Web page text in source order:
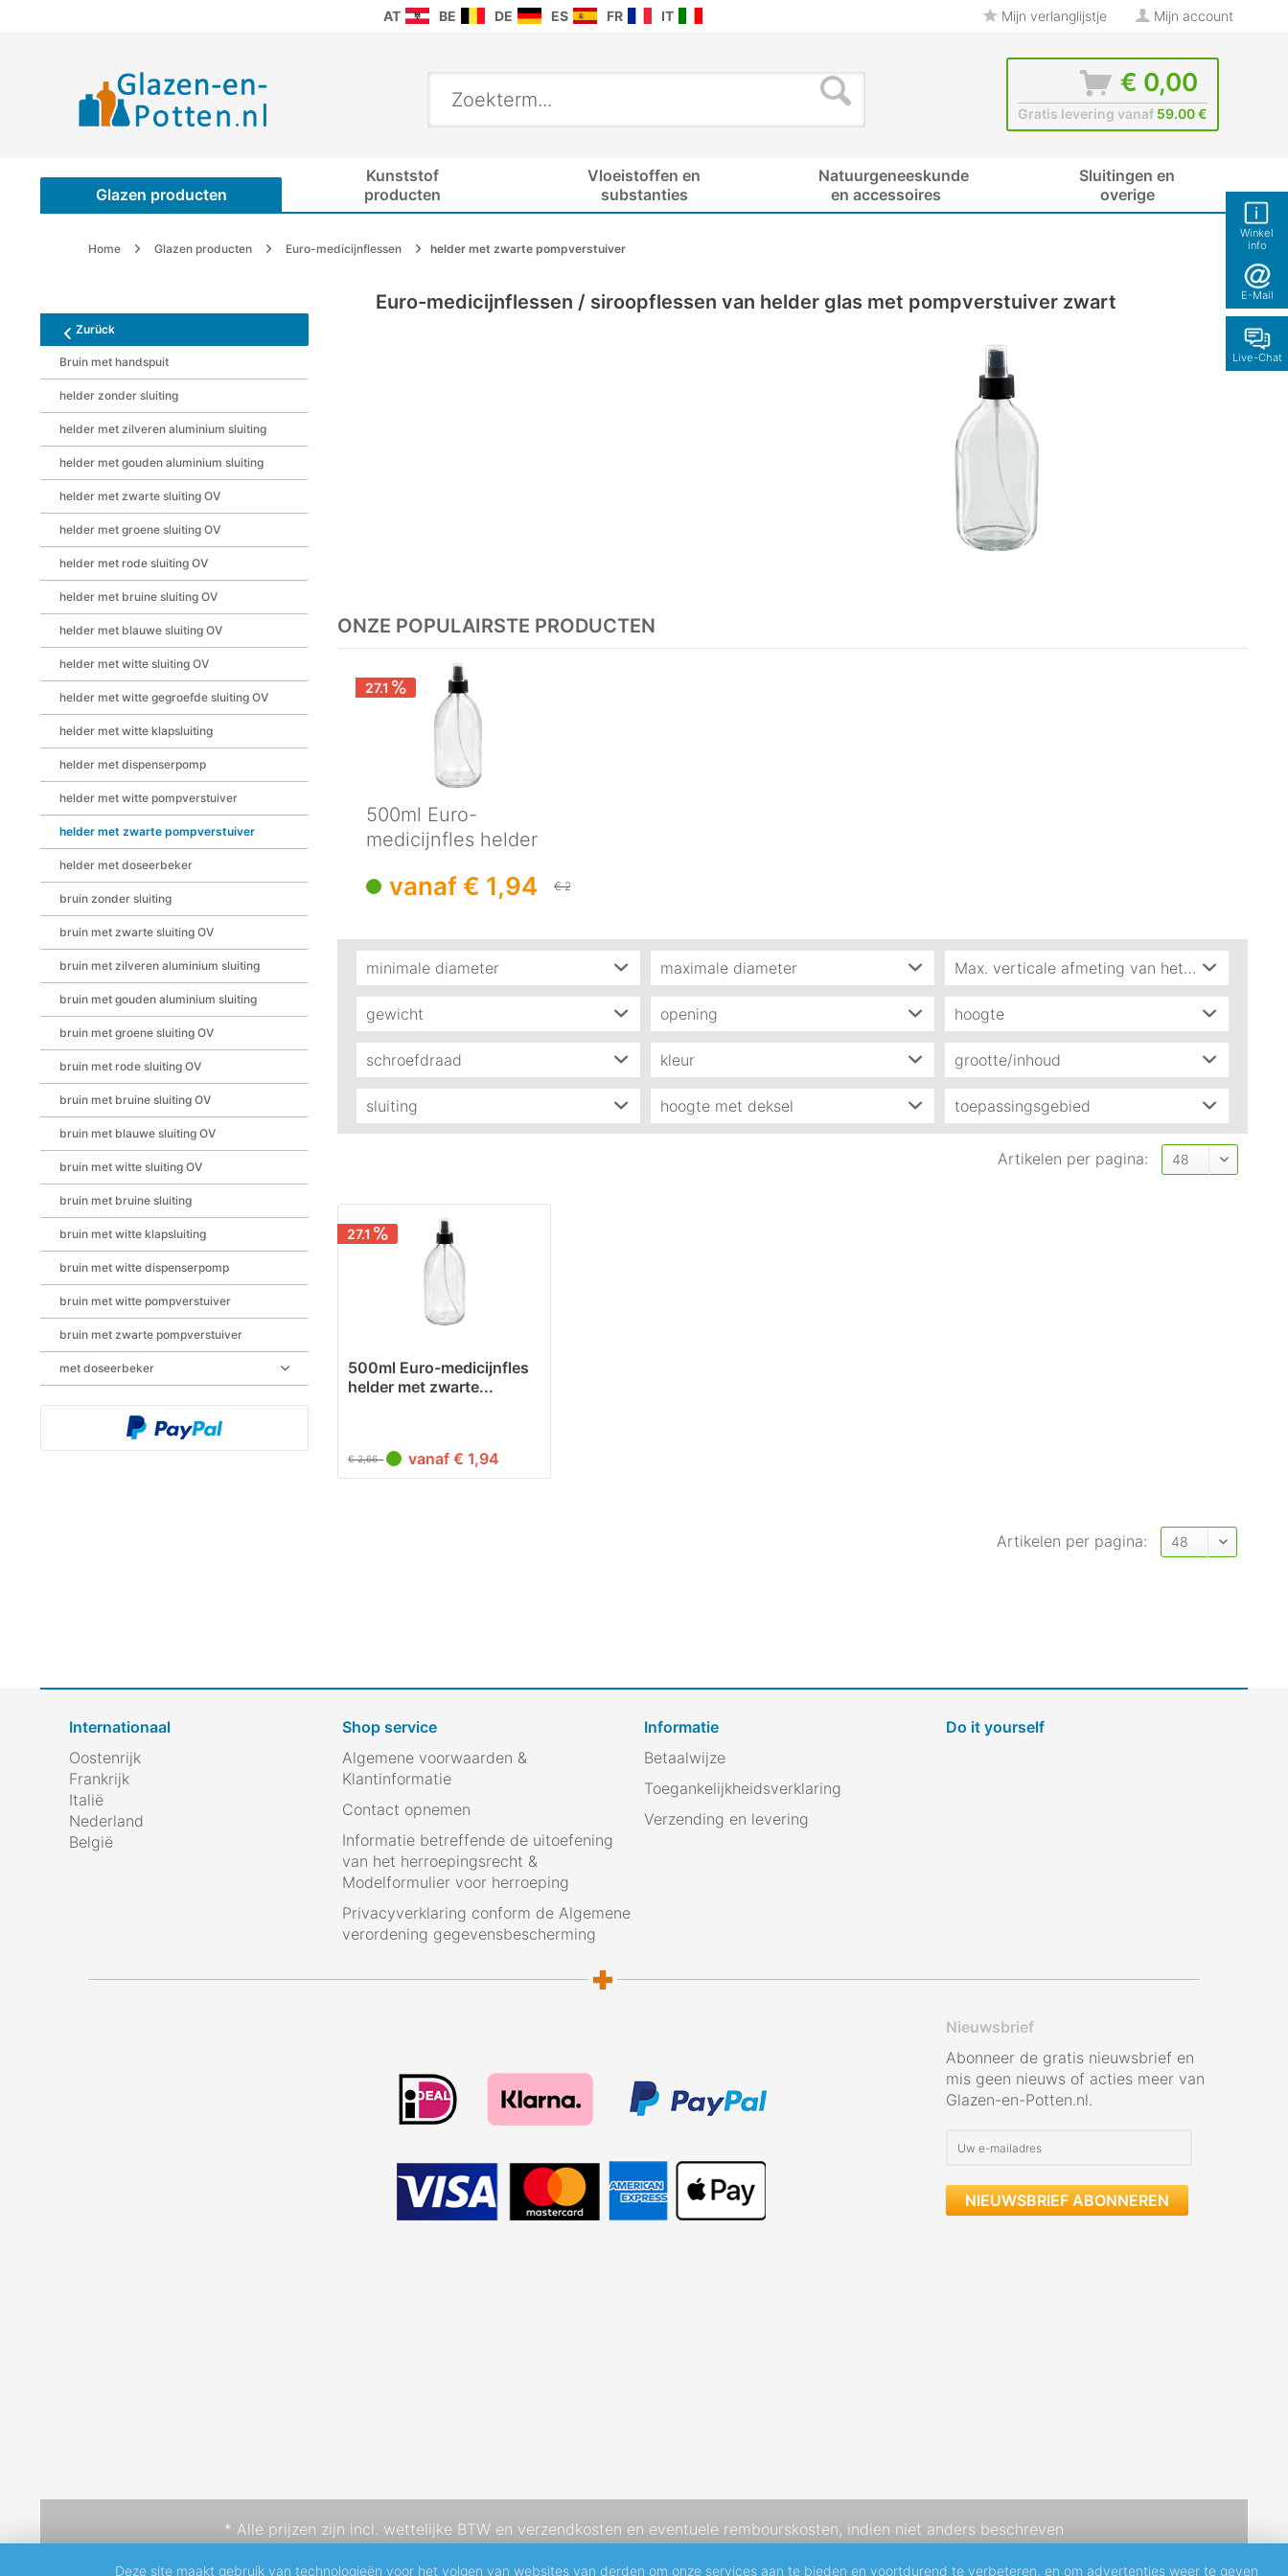
Winkel
info
E-Mail
Live-Chat
AT BE DE ES FR IT Mijn verlanglijstje Mijn account
€ 0,00
Gratis levering vanaf 59.00 €
Glazen producten
Kunststof
producten
Vloeistoffen en
substanties
Natuurgeneeskunde
en accessoires
Sluitingen en
overige
Home Glazen producten Euro-medicijnflessen helder met zwarte pompverstuiver
Zurück
Bruin met handspuit
helder zonder sluiting
helder met zilveren aluminium sluiting
helder met gouden aluminium sluiting
helder met zwarte sluiting OV
helder met groene sluiting OV
helder met rode sluiting OV
helder met bruine sluiting OV
helder met blauwe sluiting OV
helder met witte sluiting OV
helder met witte gegroefde sluiting OV
helder met witte klapsluiting
helder met dispenserpomp
helder met witte pompverstuiver
helder met zwarte pompverstuiver
helder met doseerbeker
bruin zonder sluiting
bruin met zwarte sluiting OV
bruin met zilveren aluminium sluiting
bruin met gouden aluminium sluiting
bruin met groene sluiting OV
bruin met rode sluiting OV
bruin met bruine sluiting OV
bruin met blauwe sluiting OV
bruin met witte sluiting OV
bruin met bruine sluiting
bruin met witte klapsluiting
bruin met witte dispenserpomp
bruin met witte pompverstuiver
bruin met zwarte pompverstuiver
met doseerbeker
Euro-medicijnflessen / siroopflessen van helder glas met pompverstuiver zwart
ONZE POPULAIRSTE PRODUCTEN
27.1
500ml Euro-
medicijnfles helder
vanaf € 1,94 € 2,66
minimale diameter
25 mm
maximale diameter
77 mm
Max. verticale afmeting van het label
241 x 80 mm (B x H)
gewicht
254 g(1)
opening
21 mm
hoogte
175mm(1)
schroefdraad
28mm
kleur
helder (wit)(1)
grootte/inhoud
500ml(1)
sluiting hoogte met deksel toepassingsgebied
241,9 mm
Artikelen per pagina:
27.1
500ml Euro-medicijnfles
helder met zwarte...
€ 2,66 vanaf € 1,94
Artikelen per pagina:
Internationaal
Oostenrijk
Frankrijk
Italië
Nederland
België
Shop service
Algemene voorwaarden &
Klantinformatie
Contact opnemen
Informatie betreffende de uitoefening
van het herroepingsrecht &
Modelformulier voor herroeping
Privacyverklaring conform de Algemene
verordening gegevensbescherming
Informatie
Betaalwijze
Toegankelijkheidsverklaring
Verzending en levering
Do it yourself
Nieuwsbrief
Abonneer de gratis nieuwsbrief en
mis geen nieuws of acties meer van
Glazen-en-Potten.nl.
NIEUWSBRIEF ABONNEREN
* Alle prijzen zijn incl. wettelijke BTW en verzendkosten en eventuele rembourskosten, indien niet anders beschreven
Deze site maakt gebruik van technologieën voor het volgen van websites van derden om onze services aan te bieden en voortdurend te verbeteren, en om advertenties weer te geven